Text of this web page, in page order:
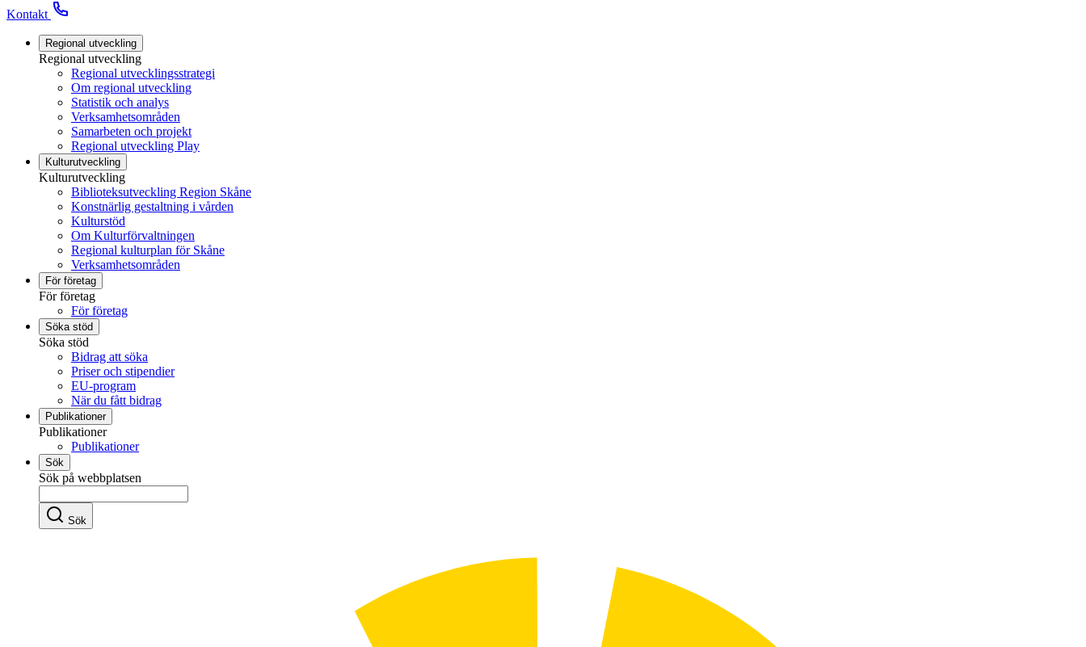
Kontakt
Regional utveckling
Regional utveckling
Regional utvecklingsstrategi
Om regional utveckling
Statistik och analys
Verksamhetsområden
Samarbeten och projekt
Regional utveckling Play
Kulturutveckling
Kulturutveckling
Biblioteksutveckling Region Skåne
Konstnärlig gestaltning i vården
Kulturstöd
Om Kulturförvaltningen
Regional kulturplan för Skåne
Verksamhetsområden
För företag
För företag
För företag
Söka stöd
Söka stöd
Bidrag att söka
Priser och stipendier
EU-program
När du fått bidrag
Publikationer
Publikationer
Publikationer
Sök
Sök på webbplatsen
Sök